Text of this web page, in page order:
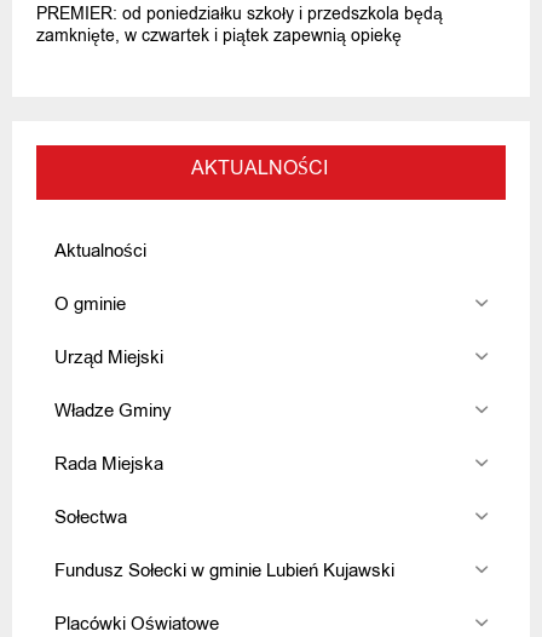
PREMIER: od poniedziałku szkoły i przedszkola będą
zamknięte, w czwartek i piątek zapewnią opiekę
AKTUALNOŚCI
Aktualności
O gminie
Urząd Miejski
Władze Gminy
Rada Miejska
Sołectwa
Fundusz Sołecki w gminie Lubień Kujawski
Placówki Oświatowe